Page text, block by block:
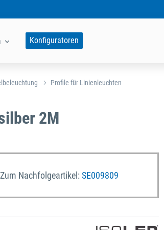
Konfiguratoren
Profile für Linienleuchten
2M
Nachfolgeartikel:SE009809